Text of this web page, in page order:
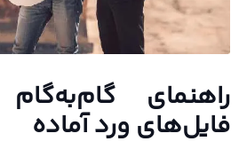
راهنمای
فایل‌های ورد آماده